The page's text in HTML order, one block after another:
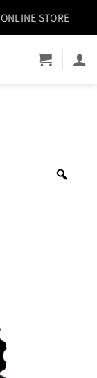
ONLINE STORE